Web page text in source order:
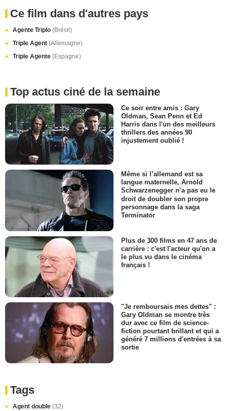
Ce film dans d'autres pays
Agente Triplo (Brésil)
Triple Agent (Allemagne)
Triple Agente (Espagne)
Top actus ciné de la semaine
Ce soir entre amis : Gary
Oldman, Sean Penn et Ed
Harris dans l'un des meilleurs
thrillers des années 90
injustement oublié !
Même si l’allemand est sa
langue maternelle, Arnold
Schwarzenegger n’a pas eu le
droit de doubler son propre
personnage dans la saga
Terminator
Plus de 300 films en 47 ans de
carrière : c'est l'acteur qu'on a
le plus vu dans le cinéma
français !
"Je remboursais mes dettes" :
Gary Oldman se montre très
dur avec ce film de science-
fiction pourtant brillant et qui a
généré 7 millions d'entrées à sa
sortie
Tags
Agent double (32)